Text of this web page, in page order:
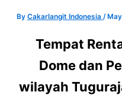
By Cakarlangit Indonesia /
Tempat
Dome dan
wilayah